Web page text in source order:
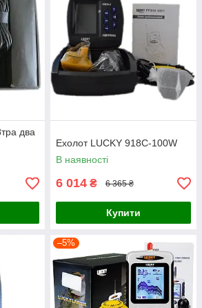
два
Ехолот LUCKY 918C-100W
В наявності
6 014 ₴ 6 365 ₴
Купити
–5%